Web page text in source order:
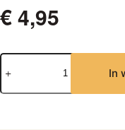
€4,95
Doseerlepel
thee
aantal
In